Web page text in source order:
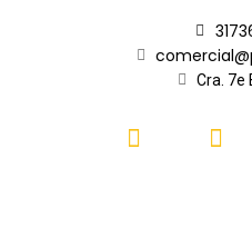
Cra. 7e